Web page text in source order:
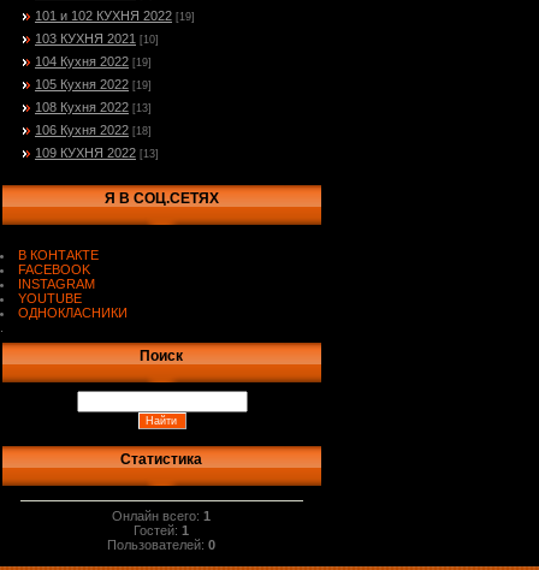
101 и 102 КУХНЯ 2022 [19]
103 КУХНЯ 2021 [10]
104 Кухня 2022 [19]
105 Кухня 2022 [19]
108 Кухня 2022 [13]
106 Кухня 2022 [18]
109 КУХНЯ 2022 [13]
Я В СОЦ.СЕТЯХ
В КОНТАКТЕ
FACEBOOK
INSTAGRAM
YOUTUBE
ОДНОКЛАСНИКИ
Поиск
Статистика
Онлайн всего:1
Гостей:1
Пользователей:0